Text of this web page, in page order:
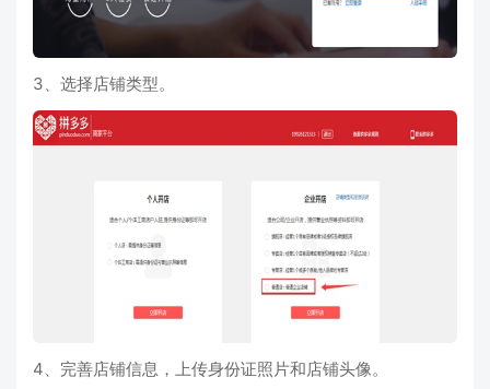
3、选择店铺类型。
4、完善店铺信息，上传身份证照片和店铺头像。